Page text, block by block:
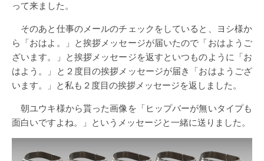
って来ました。
そのあと仕事のメールのチェックをしていると、ヨシ様か
ら「おはよ。」と挨拶メッセージが届いたので「おはようご
ざいます。」と挨拶メッセージを返すといつものように「お
はよう。」と２度目の挨拶メッセージが届き「おはようござ
います。」と私も２度目の挨拶メッセージを返しました。
朝ユウキ様から貰った画像を「ヒップバーが無いタイプも
面白いですよね。」というメッセージと一緒に送りました。